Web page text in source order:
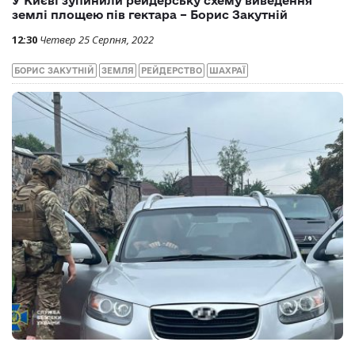
землі площею пів гектара – Борис Закутній
12:30 Четвер 25 Серпня, 2022
БОРИС ЗАКУТНІЙ ЗЕМЛЯ РЕЙДЕРСТВО ШАХРАЇ